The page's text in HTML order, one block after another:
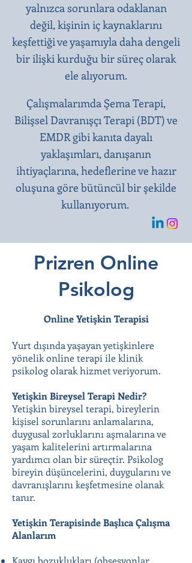
yalnızca sorunlara odaklanan
değil, kişinin iç kaynaklarını
keşfettiği ve yaşamıyla daha dengeli
bir ilişki kurduğu bir süreç olarak
ele alıyorum.
Çalışmalarımda Şema Terapi,
Bilişsel Davranışçı Terapi (BDT) ve
EMDR gibi kanıta dayalı
yaklaşımları, danışanın
ihtiyaçlarına, hedeflerine ve hazır
oluşuna göre bütüncül bir şekilde
kullanıyorum.
Prizren Online
Psikolog
Online Yetişkin Terapisi
Yurt dışında yaşayan yetişkinlere
yönelik online terapi ile klinik
psikolog olarak hizmet veriyorum.
Yetişkin Bireysel Terapi Nedir?
Yetişkin bireysel terapi, bireylerin
kişisel sorunlarını anlamalarına,
duygusal zorluklarını aşmalarına ve
yaşam kalitelerini artırmalarına
yardımcı olan bir süreçtir. Psikolog
bireyin düşüncelerini, duygularını ve
davranışlarını keşfetmesine olanak
tanır.
Yetişkin Terapisinde Başlıca Çalışma
Alanlarım
Kaygı bozuklukları (obsesyonlar,